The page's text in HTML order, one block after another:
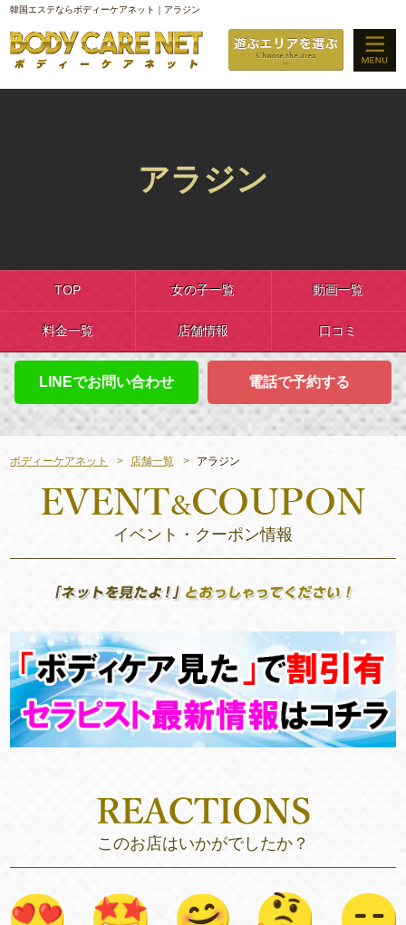
韓国エステならボディーケアネット｜アラジン
アラジン
TOP 女の子一覧 動画一覧
料金一覧 店舗情報 口コミ
LINEでお問い合わせ 電話で予約する
ボディーケアネット 店舗一覧 アラジン
イベント・クーポン情報
このお店はいかがでしたか？